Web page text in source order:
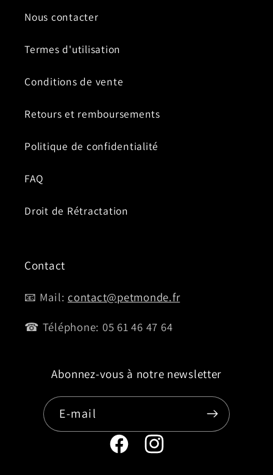
Nous contacter
Termes d'utilisation
Conditions de vente
Retours et remboursements
Politique de confidentialité
FAQ
Droit de Rétractation
Contact
📧 Mail: contact@petmonde.fr
☎ Téléphone: 05 61 46 47 64
Abonnez-vous à notre newsletter
E-mail
Page
Instagram